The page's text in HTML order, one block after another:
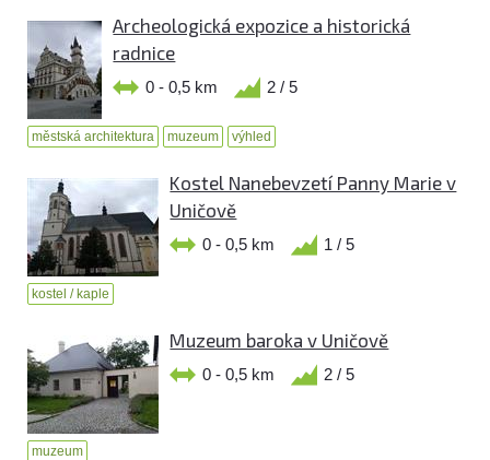
Archeologická expozice a historická
radnice
0 - 0,5 km 2 / 5
městská architektura muzeum výhled
Kostel Nanebevzetí Panny Marie v
Uničově
0 - 0,5 km 1 / 5
kostel / kaple
Muzeum baroka v Uničově
0 - 0,5 km 2 / 5
muzeum